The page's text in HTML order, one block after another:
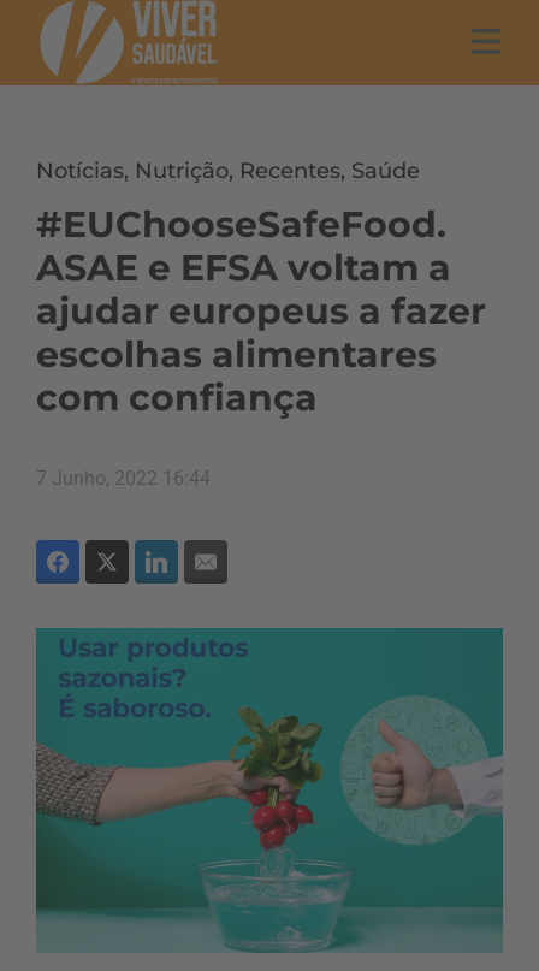
Notícias, Nutrição, Recentes, Saúde
#EUChooseSafeFood.
ASAE e EFSA voltam a
ajudar europeus a fazer
escolhas alimentares
com confiança
7 Junho, 2022 16:44